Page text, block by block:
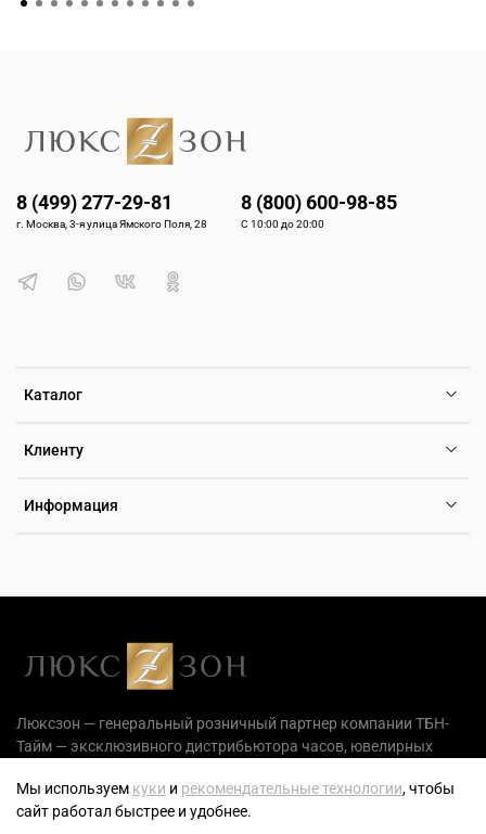
Каталог
Клиенту
Информация
8 (499) 277-29-81
г. Москва, 3-я улица Ямского Поля, 28
8 (800) 600-98-85
С 10:00 до 20:00
Люксзон — генеральный розничный партнер компании ТБН-
Тайм — эксклюзивного дистрибьютора часов, ювелирных
Мы используем куки и рекомендательные технологии, чтобы
сайт работал быстрее и удобнее.